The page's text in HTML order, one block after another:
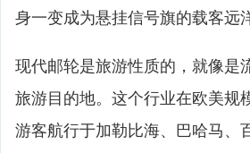
身一变成为悬挂信号旗的载客远
现代邮轮是旅游性质的，就像是
旅游目的地。这个行业在欧美规
游客航行于加勒比海、巴哈马、